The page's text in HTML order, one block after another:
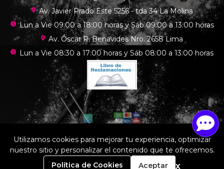
Av. Javier Prado Este 5256 - tda 34 La Molina
Lun a Vie 09:00 a 18:00 horas y Sáb 09:00 a 13:00 horas
Av. Óscar R. Benavides Nro. 2658 Lima
Lun a Vie 08:30 a 17:00 horas y Sáb 08:00 a 13:00 horas
Mamis chef © 2026
¿Te gusta mi tienda? Yo vendo con
0
Utilizamos cookies para mejorar tu experiencia, optimizar
nuestro sitio y personalizar el contenido que te ofrecemos.
Política de Cookies
Aceptar x